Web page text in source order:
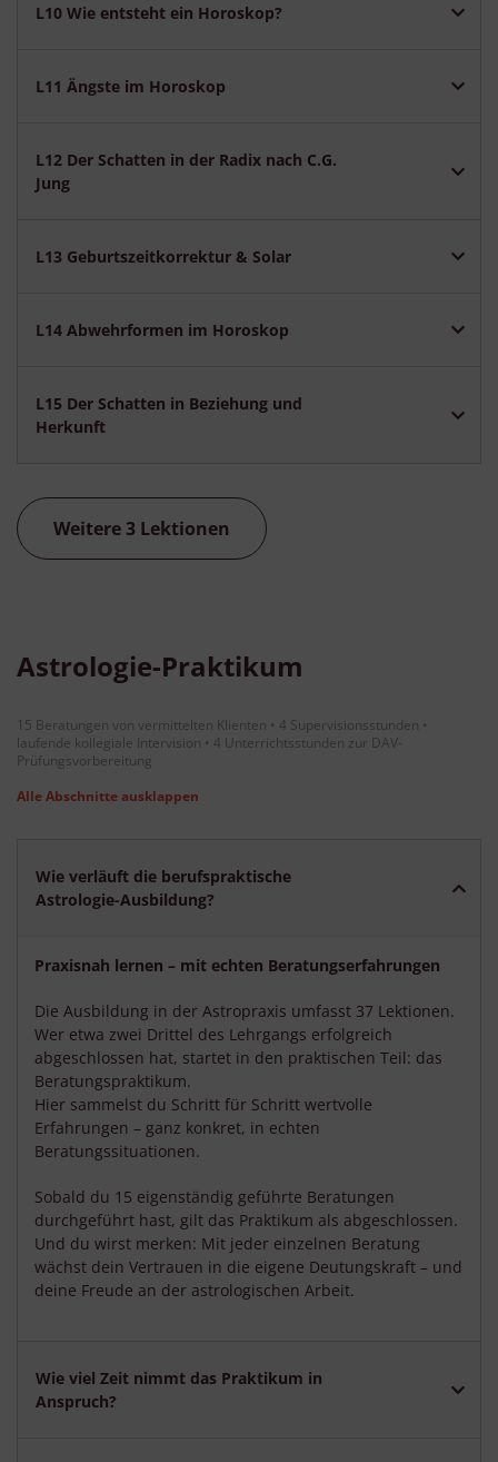
L10 Wie entsteht ein Horoskop?
L11 Ängste im Horoskop
L12 Der Schatten in der Radix nach C.G.
Jung
L13 Geburtszeitkorrektur & Solar
L14 Abwehrformen im Horoskop
L15 Der Schatten in Beziehung und
Herkunft
Weitere 3 Lektionen
Astrologie-Praktikum
15 Beratungen von vermittelten Klienten • 4 Supervisionsstunden •
laufende kollegiale Intervision • 4 Unterrichtsstunden zur DAV-
Prüfungsvorbereitung
Alle Abschnitte ausklappen
Wie verläuft die berufspraktische
Astrologie-Ausbildung?
Praxisnah lernen – mit echten Beratungserfahrungen
Die Ausbildung in der Astropraxis umfasst 37 Lektionen.
Wer etwa zwei Drittel des Lehrgangs erfolgreich
abgeschlossen hat, startet in den praktischen Teil: das
Beratungspraktikum.
Hier sammelst du Schritt für Schritt wertvolle
Erfahrungen – ganz konkret, in echten
Beratungssituationen.
Sobald du 15 eigenständig geführte Beratungen
durchgeführt hast, gilt das Praktikum als abgeschlossen.
Und du wirst merken: Mit jeder einzelnen Beratung
wächst dein Vertrauen in die eigene Deutungskraft – und
deine Freude an der astrologischen Arbeit.
Wie viel Zeit nimmt das Praktikum in
Anspruch?